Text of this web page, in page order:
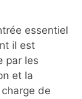
essentiel
il est
par les
et la
de